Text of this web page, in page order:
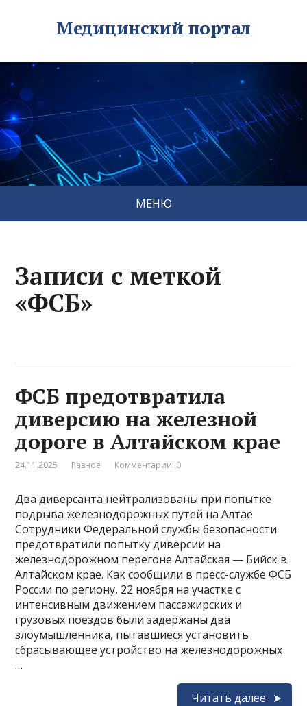
Медицинский портал
МЕНЮ
Записи с меткой
«ФСБ»
ФСБ предотвратила
диверсию на железной
дороге в Алтайском крае
24.11.2025 Разное Комментарии: 0
Два диверсанта нейтрализованы при попытке
подрыва железнодорожных путей на Алтае
Сотрудники Федеральной службы безопасности
предотвратили попытку диверсии на
железнодорожном перегоне Алтайская — Бийск в
Алтайском крае. Как сообщили в пресс-службе ФСБ
России по региону, 22 ноября на участке с
интенсивным движением пассажирских и
грузовых поездов были задержаны два
злоумышленника, пытавшиеся установить
сбрасывающее устройство на железнодорожных
…
Читать далее